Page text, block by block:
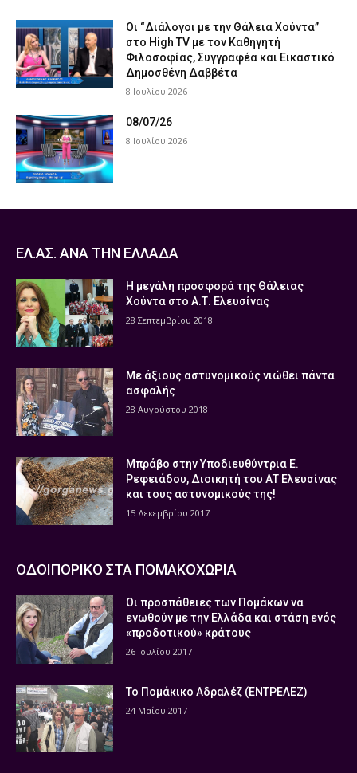
Οι “Διάλογοι με την Θάλεια Χούντα”
στο High TV με τον Καθηγητή
Φιλοσοφίας, Συγγραφέα και Εικαστικό
Δημοσθένη Δαββέτα
8 Ιουλίου 2026
08/07/26
8 Ιουλίου 2026
ΕΛ.ΑΣ. ΑΝΑ ΤΗΝ ΕΛΛΑΔΑ
Η μεγάλη προσφορά της Θάλειας
Χούντα στο Α.Τ. Ελευσίνας
28 Σεπτεμβρίου 2018
Με άξιους αστυνομικούς νιώθει πάντα
ασφαλής
28 Αυγούστου 2018
Μπράβο στην Υποδιευθύντρια Ε.
Ρεφειάδου, Διοικητή του ΑΤ Ελευσίνας
και τους αστυνομικούς της!
15 Δεκεμβρίου 2017
ΟΔΟΙΠΟΡΙΚΟ ΣΤΑ ΠΟΜΑΚΟΧΩΡΙΑ
Οι προσπάθειες των Πομάκων να
ενωθούν με την Ελλάδα και στάση ενός
«προδοτικού» κράτους
26 Ιουλίου 2017
Το Πομάκικο Αδραλέζ (ΕΝΤΡΕΛΕΖ)
24 Μαΐου 2017